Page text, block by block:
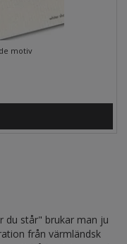
motiv
du står" brukar man ju
från värmländsk